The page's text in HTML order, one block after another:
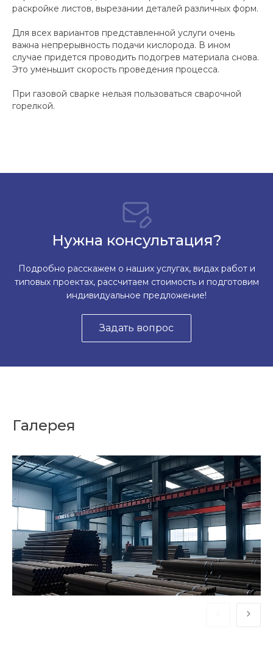
раскройке листов, вырезании деталей различных форм.
Для всех вариантов представленной услуги очень
важна непрерывность подачи кислорода. В ином
случае придется проводить подогрев материала снова.
Это уменьшит скорость проведения процесса.
При газовой сварке нельзя пользоваться сварочной
горелкой.
Нужна консультация?
Подробно расскажем о наших услугах, видах работ и
типовых проектах, рассчитаем стоимость и подготовим
индивидуальное предложение!
Задать вопрос
Галерея